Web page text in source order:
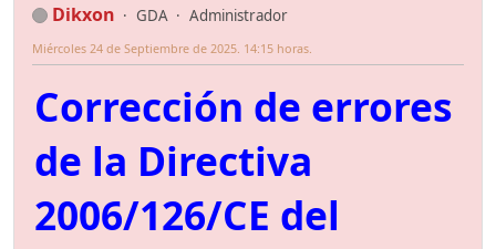
Dikxon GDA Administrador
Miércoles 24 de Septiembre de 2025. 14:15 horas.
Corrección de errores
de la Directiva
2006/126/CE del